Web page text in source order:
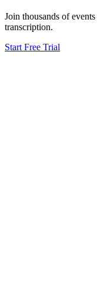
Join thousands ofevents
transcription.
Start Free Trial